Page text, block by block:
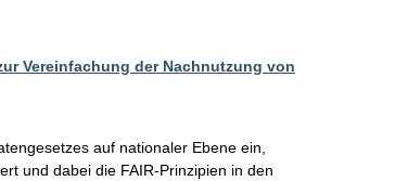
Vereinfachung der Nachnutzung von
auf nationaler Ebene ein,
und dabei die FAIR-Prinzipien in den